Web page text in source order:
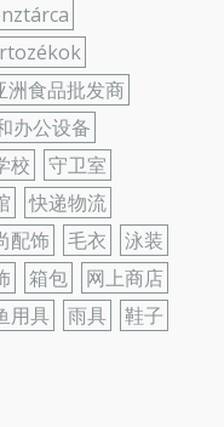
洲食品批发商
办公设备
校
守卫室
快递物流
配饰 毛衣
泳装
箱包
网上商店
用具 雨具
鞋子